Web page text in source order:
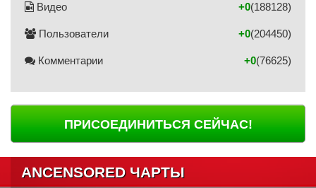
Видео (188128)
+0
Пользователи (204450)
+0
Комментарии (76625)
+0
ПРИСОЕДИНИТЬСЯ СЕЙЧАС!
ANCENSORED ЧАРТЫ